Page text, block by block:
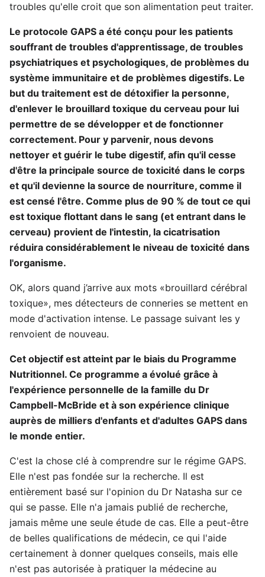
troubles qu'elle croit que son alimentation peut traiter.
Le protocole GAPS a été conçu pour les patients
souffrant de troubles d'apprentissage, de troubles
psychiatriques et psychologiques, de problèmes du
système immunitaire et de problèmes digestifs. Le
but du traitement est de détoxifier la personne,
d'enlever le brouillard toxique du cerveau pour lui
permettre de se développer et de fonctionner
correctement. Pour y parvenir, nous devons
nettoyer et guérir le tube digestif, afin qu'il cesse
d'être la principale source de toxicité dans le corps
et qu'il devienne la source de nourriture, comme il
est censé l'être. Comme plus de 90 % de tout ce qui
est toxique flottant dans le sang (et entrant dans le
cerveau) provient de l'intestin, la cicatrisation
réduira considérablement le niveau de toxicité dans
l'organisme.
OK, alors quand j’arrive aux mots «brouillard cérébral
toxique», mes détecteurs de conneries se mettent en
mode d'activation intense. Le passage suivant les y
renvoient de nouveau.
Cet objectif est atteint par le biais du Programme
Nutritionnel. Ce programme a évolué grâce à
l'expérience personnelle de la famille du Dr
Campbell-McBride et à son expérience clinique
auprès de milliers d'enfants et d'adultes GAPS dans
le monde entier.
C'est la chose clé à comprendre sur le régime GAPS.
Elle n'est pas fondée sur la recherche. Il est
entièrement basé sur l'opinion du Dr Natasha sur ce
qui se passe. Elle n'a jamais publié de recherche,
jamais même une seule étude de cas. Elle a peut-être
de belles qualifications de médecin, ce qui l'aide
certainement à donner quelques conseils, mais elle
n'est pas autorisée à pratiquer la médecine au